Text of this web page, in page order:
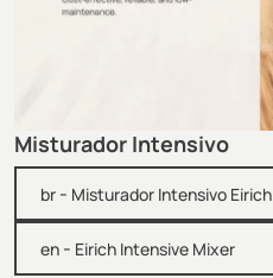
Misturador Intensivo
br - Misturador Intensivo Eirich
en - Eirich Intensive Mixer